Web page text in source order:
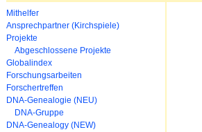
Navigation
überspringen
Mithelfer
Ansprechpartner (Kirchspiele)
Projekte
Abgeschlossene Projekte
Globalindex
Forschungsarbeiten
Forschertreffen
DNA-Genealogie (NEU)
DNA-Gruppe
DNA-Genealogy (NEW)